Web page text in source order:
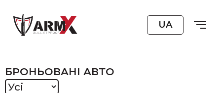
UA
БРОНЬОВАНІ АВТО